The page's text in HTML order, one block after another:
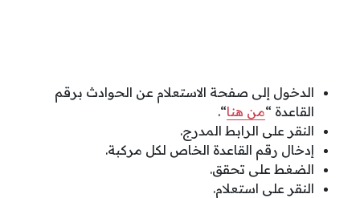
الدخول إلى صفحة الاستعلام عن الحوادث برقم
القاعدة “من هنا“.
النقر على الرابط المدرج.
إدخال رقم القاعدة الخاص لكل مركبة.
الضغط على تحقق.
النقر على استعلام.